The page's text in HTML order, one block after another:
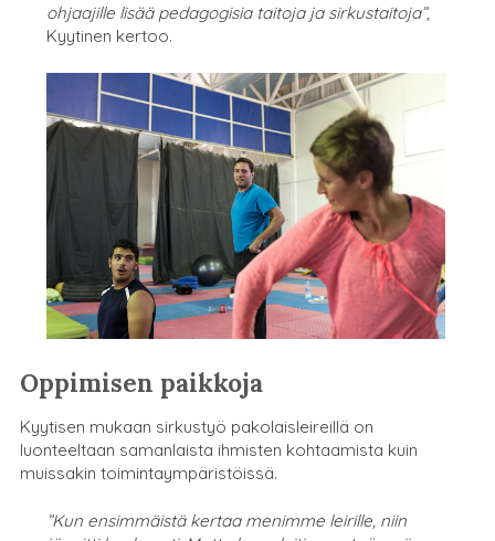
ohjaajille lisää pedagogisia taitoja ja sirkustaitoja”,
Kyytinen kertoo.
Oppimisen paikkoja
Kyytisen mukaan sirkustyö pakolaisleireillä on
luonteeltaan samanlaista ihmisten kohtaamista kuin
muissakin toimintaympäristöissä.
”Kun ensimmäistä kertaa menimme leirille, niin